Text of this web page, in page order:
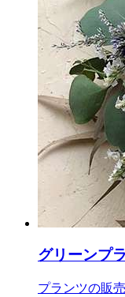
グリーンプ
プランツの販